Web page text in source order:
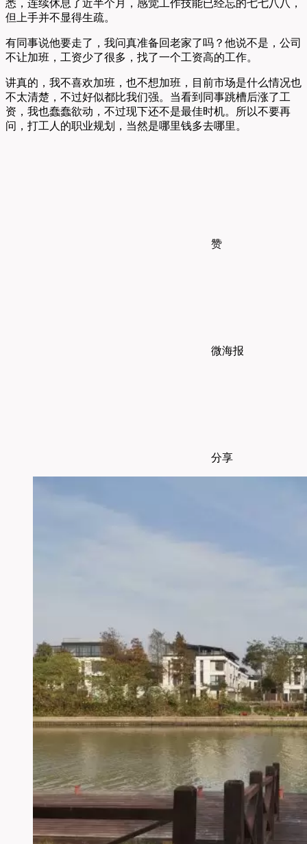
悉，连续休息了近半个月，感觉工作技能已经忘的七七八八，
但上手并不显得生疏。
有同事说他要走了，我问真准备回老家了吗？他说不是，公司
不让加班，工资少了很多，找了一个工资高的工作。
讲真的，我不喜欢加班，也不想加班，目前市场是什么情况也
不太清楚，不过好似都比我们强。当看到同事跳槽后涨了工
资，我也蠢蠢欲动，不过现下还不是最佳时机。所以不要再
问，打工人的职业规划，当然是哪里钱多去哪里。
赞
微海报
分享